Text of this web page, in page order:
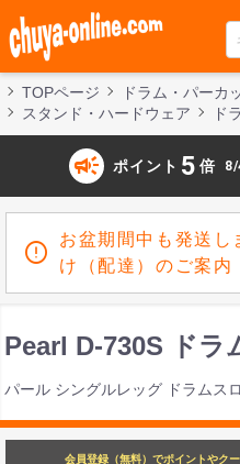
TOPページ ドラム・パーカ
スタンド・ハードウェア
ド
campaign ポイント 5 倍
お盆期間中も発送し
け（配達）のご案内
Pearl D-730S ドラ
パール シングルレッグ ドラムス
会員登録（無料）でポイントやク